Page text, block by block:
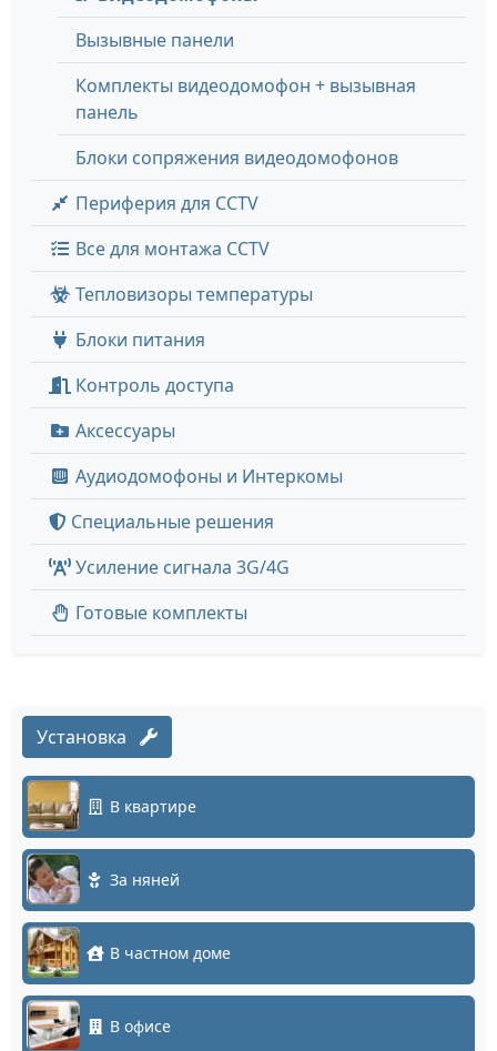
Вызывные панели
Комплекты видеодомофон + вызывная
панель
Блоки сопряжения видеодомофонов
Периферия для CCTV
Все для монтажа CCTV
Тепловизоры температуры
Блоки питания
Контроль доступа
Аксессуары
Аудиодомофоны и Интеркомы
Специальные решения
Усиление сигнала 3G/4G
Готовые комплекты
Установка
В квартире
За няней
В частном доме
В офисе